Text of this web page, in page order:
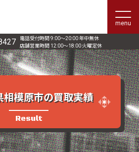
menu
電話受付時間 9:00〜20:00 年中無休
店舗営業時間 12:00〜18:00 火曜定休
相模原市の買取実績
Result